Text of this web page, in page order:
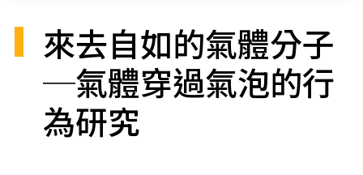
來去自如的氣體分子
─氣體穿過氣泡的行
為研究